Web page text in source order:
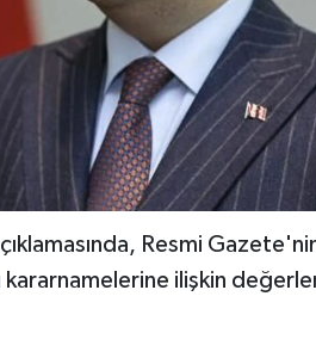
Resmi
kararnamelerine ilişkin